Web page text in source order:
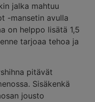
jalka mahtuu
-mansetin avulla
on helppo lisätä 1,5
tarjoaa tehoa ja
pitävät
Sisäkenkä
jousto